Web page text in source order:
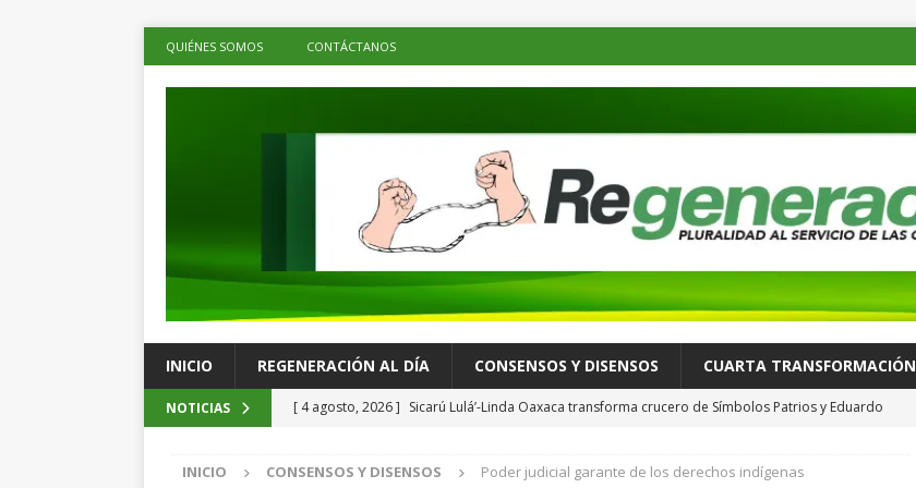
QUIÉNES SOMOS CONTÁCTANOS
INICIO REGENERACIÓN AL DÍA CONSENSOS Y DISENSOS CUARTA TRANSFORMACIÓN
NOTICIAS [ 4 agosto, 2026 ] Sicarú Lulá’-Linda Oaxaca transforma crucero de Símbolos Patrios y Eduardo
[ 4 agosto, 2026 ] Presenta Sectur Oaxaca programa “Raíces Viajeras” para personas adultas
INICIO CONSENSOS Y DISENSOS Poder judicial garante de los derechos indígenas